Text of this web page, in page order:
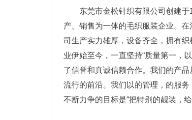
东莞市金松针织有限公司创建
产、销售为一体的毛织服装企业。
司生产实力雄厚，设备齐全，拥有
业伊始至今，一直坚持“质量第一，
了信誉和真诚信赖合作。我们的产
流行的前沿。我们以的管理，的服
不断力争的目标是“把特别的靓装，